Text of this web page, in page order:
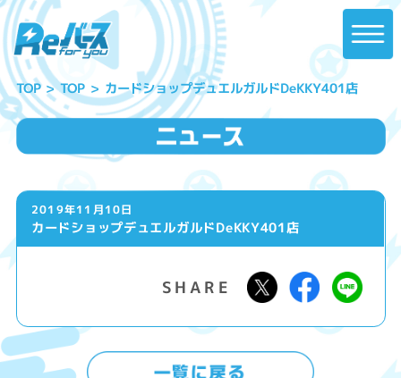
TOP TOP カードショップデュエルガルドDeKKY401店
2019年11月10日
カードショップデュエルガルドDeKKY401店